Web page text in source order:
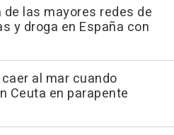
las mayores redes de
y droga en España con
al mar cuando
Ceuta en parapente